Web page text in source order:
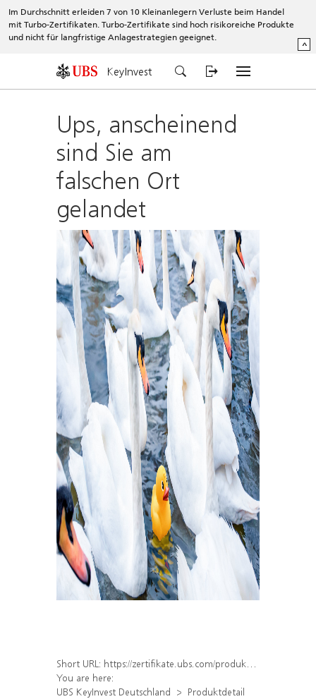
Im Durchschnitt erleiden 7 von 10 Kleinanlegern Verluste beim Handel
mit Turbo-Zertifikaten. Turbo-Zertifikate sind hoch risikoreiche Produkte
und nicht für langfristige Anlagestrategien geeignet.
^
KeyInvest
Ups, anscheinend
sind Sie am
falschen Ort
gelandet
Short URL: https://zertifikate.ubs.com/produkt/detail/index/isin/DE000UQ3XRH0
You are here:
UBS KeyInvest Deutschland
Produktdetail